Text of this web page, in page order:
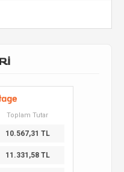
Toplam Tutar
10.567,31 TL
11.331,58 TL